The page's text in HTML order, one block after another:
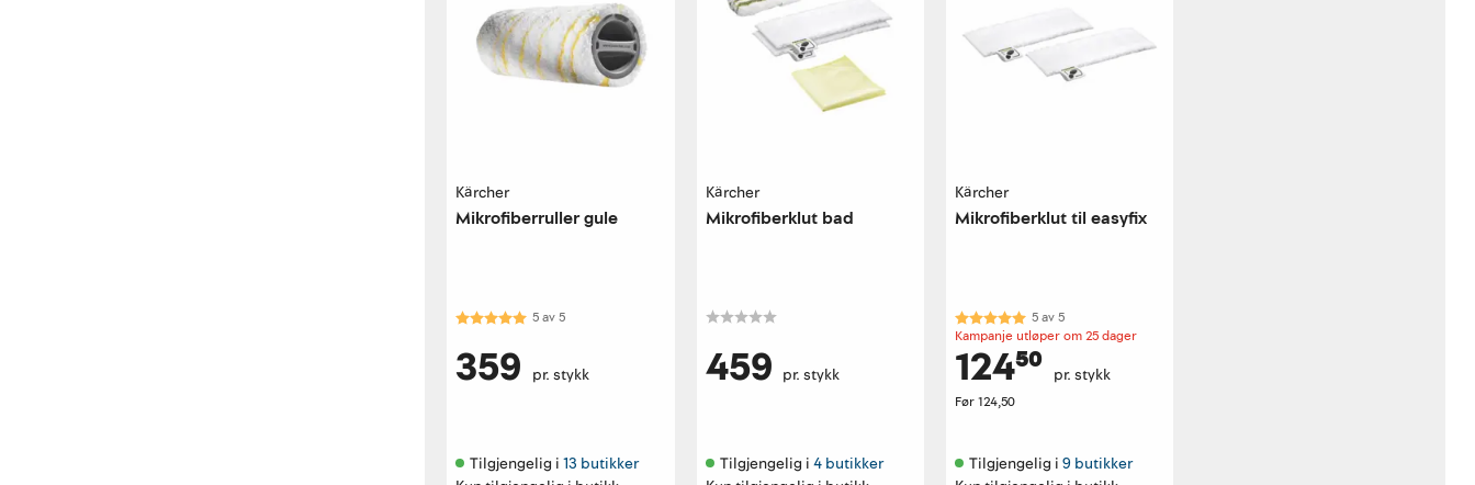
Kärcher
Mikrofiberruller gule
Karakter:5.0 av 5 mulige
5av5
359 pr. stykk
Tilgjengelig i 13 butikker
Kärcher
Mikrofiberklut bad
459 pr. stykk
Tilgjengelig i 4 butikker
Kärcher
Mikrofiberklut til easyfix
Karakter:5.0 av 5 mulige
5av5
Kampanje utløper om 25 dager
124⁵⁰ pr. stykk
Før124,50
Tilgjengelig i 9 butikker